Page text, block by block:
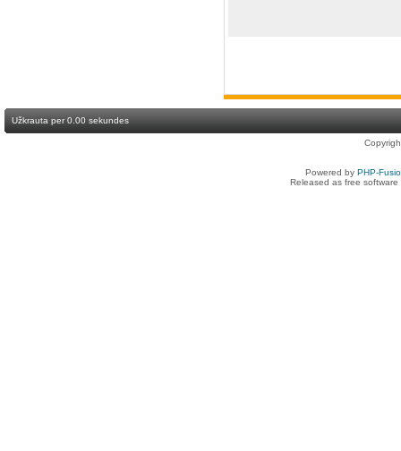
Užkrauta per 0.00 sekundes
Powered by PHP-
Released as free